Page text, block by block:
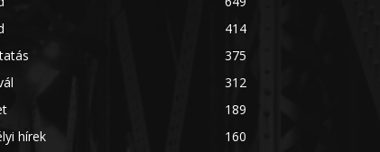
414
375
312
189
hírek
160